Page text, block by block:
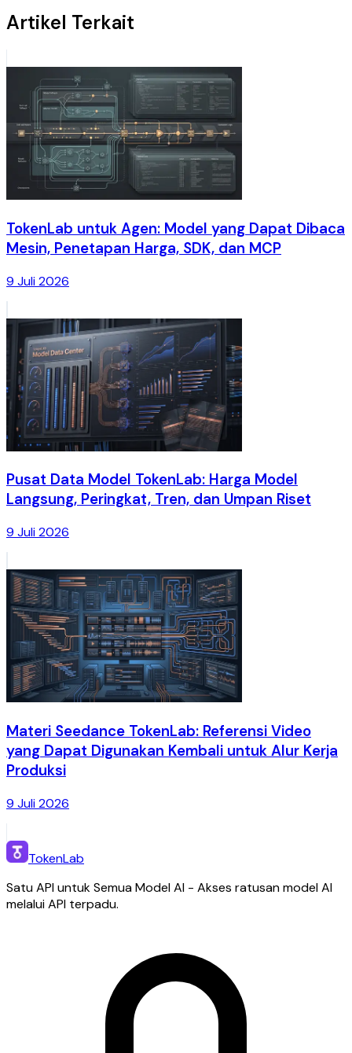
Artikel Terkait
TokenLab untuk Agen: Model yang Dapat Dibaca
Mesin, Penetapan Harga, SDK, dan MCP
9 Juli 2026
Pusat Data Model TokenLab: Harga Model
Langsung, Peringkat, Tren, dan Umpan Riset
9 Juli 2026
Materi Seedance TokenLab: Referensi Video
yang Dapat Digunakan Kembali untuk Alur Kerja
Produksi
9 Juli 2026
TokenLab
Satu API untuk Semua Model AI - Akses ratusan model AI
melalui API terpadu.